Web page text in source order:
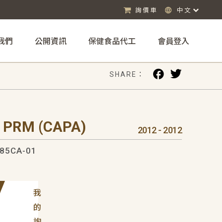
詢價車 中文
們 公開資訊 保健食品代工 會員登入
SHARE：
PRM (CAPA) 2012 - 2012
01
我
的